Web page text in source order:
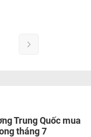
Trung Quốc mua
tháng 7